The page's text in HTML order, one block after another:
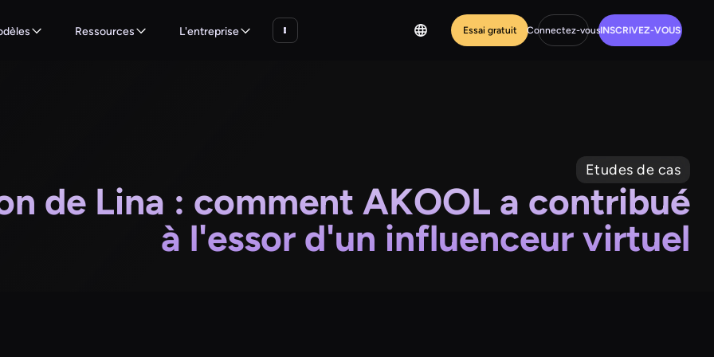
Ressources L'entreprise Essai gratuit Connectez-vousINSCRIVEZ-VOUS
Etudes de cas
de Lina : comment AKOOL a contribué
à l'essor d'un influenceur virtuel